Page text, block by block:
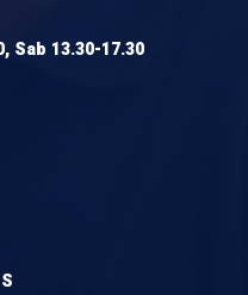
Sab 13.30-17.30